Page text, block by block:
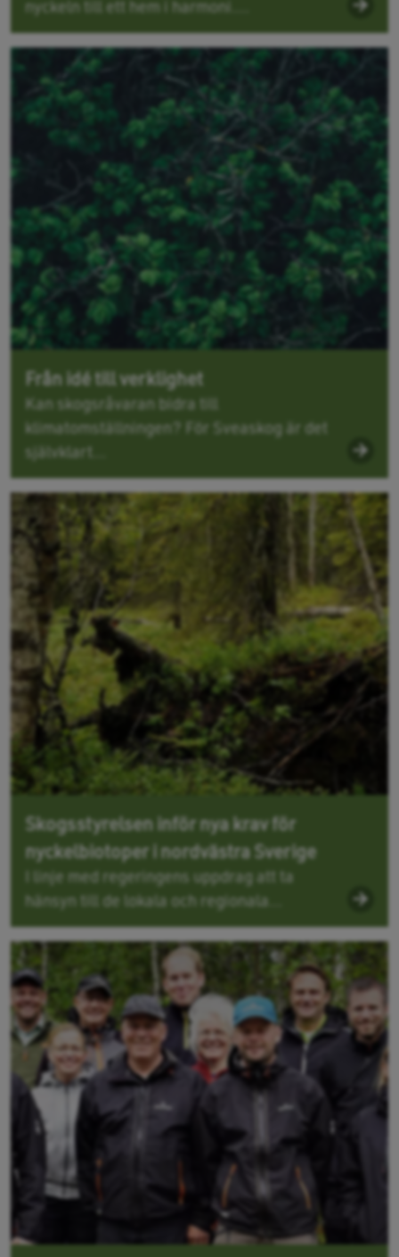
nyckeln till ett hem i harmoni....
Från idé till verklighet
Kan skogsråvaran bidra till
klimatomställningen? För Sveaskog är det
självklart...
Skogsstyrelsen inför nya krav för
nyckelbiotoper i nordvästra Sverige
I linje med regeringens uppdrag att ta
hänsyn till de lokala och regionala...